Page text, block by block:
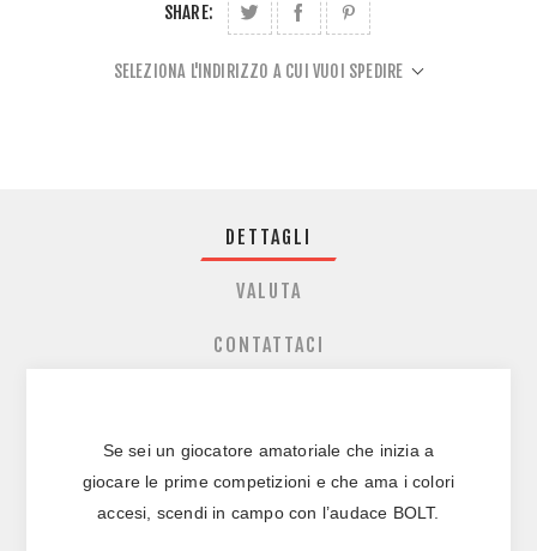
SHARE:
SELEZIONA L'INDIRIZZO A CUI VUOI SPEDIRE
DETTAGLI
VALUTA
CONTATTACI
Se sei un giocatore amatoriale che inizia a
giocare le prime competizioni e che ama i colori
accesi, scendi in campo con l’audace BOLT.